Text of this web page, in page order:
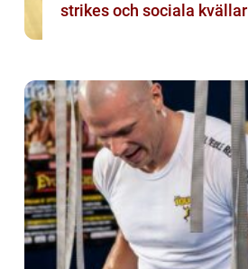
strikes och sociala kvällar